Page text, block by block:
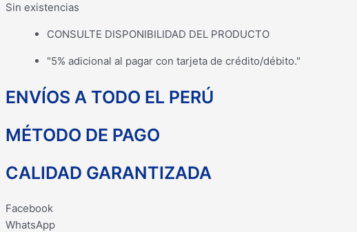
Sin existencias
CONSULTE DISPONIBILIDAD DEL PRODUCTO
"5% adicional al pagar con tarjeta de crédito/débito."
ENVÍOS A TODO EL PERÚ
MÉTODO DE PAGO
CALIDAD GARANTIZADA
Facebook
WhatsApp